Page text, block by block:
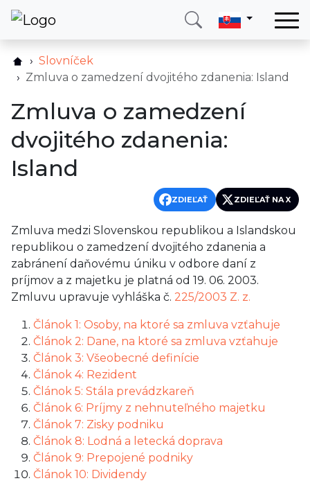
Služby
Blog
Kontakt
Zavolajte mi Prihlásiť sa
Slovníček
Zmluva o zamedzení dvojitého zdanenia: Island
Zmluva o zamedzení
dvojitého zdanenia:
Island
ZDIEĽAŤ ZDIEĽAŤ NA X
Zmluva medzi Slovenskou republikou a Islandskou
republikou o zamedzení dvojitého zdanenia a
zabránení daňovému úniku v odbore daní z
príjmov a z majetku je platná od 19. 06. 2003.
Zmluvu upravuje vyhláška č. 225/2003 Z. z.
Článok 1: Osoby, na ktoré sa zmluva vzťahuje
Článok 2: Dane, na ktoré sa zmluva vzťahuje
Článok 3: Všeobecné definície
Článok 4: Rezident
Článok 5: Stála prevádzkareň
Článok 6: Príjmy z nehnuteľného majetku
Článok 7: Zisky podniku
Článok 8: Lodná a letecká doprava
Článok 9: Prepojené podniky
Článok 10: Dividendy